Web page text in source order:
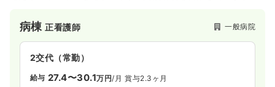
ずは楽しむこと、人を喜ばせることの達成感などモチベーショ
ンUPを目的に実践しています。
病棟正看護師 一般病院
2交代（常勤）
給与 27.4〜30.1万円/月 賞与2.3ヶ月